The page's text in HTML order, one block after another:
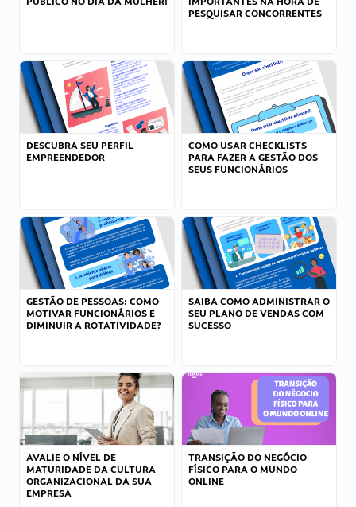
PESQUISAR CONCORRENTES
DESCUBRA SEU PERFIL
EMPREENDEDOR
COMO USAR CHECKLISTS
PARA FAZER A GESTÃO DOS
SEUS FUNCIONÁRIOS
GESTÃO DE PESSOAS: COMO
MOTIVAR FUNCIONÁRIOS E
DIMINUIR A ROTATIVIDADE?
SAIBA COMO ADMINISTRAR O
SEU PLANO DE VENDAS COM
SUCESSO
AVALIE O NÍVEL DE
MATURIDADE DA CULTURA
ORGANIZACIONAL DA SUA
EMPRESA
TRANSIÇÃO DO NEGÓCIO
FÍSICO PARA O MUNDO
ONLINE